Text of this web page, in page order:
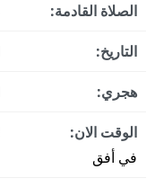
الصلاة القادمة:
التاريخ:
هجري:
الوقت الان:
في أفق